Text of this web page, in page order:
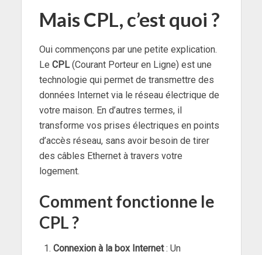
Mais CPL, c’est quoi ?
Oui commençons par une petite explication.
Le CPL(Courant Porteur en Ligne) est une
technologie qui permet de transmettre des
données Internet via le réseau électrique de
votre maison. En d’autres termes, il
transforme vos prises électriques en points
d’accès réseau, sans avoir besoin de tirer
des câbles Ethernet à travers votre
logement.
Comment fonctionne le
CPL ?
Connexion à la box Internet: Un